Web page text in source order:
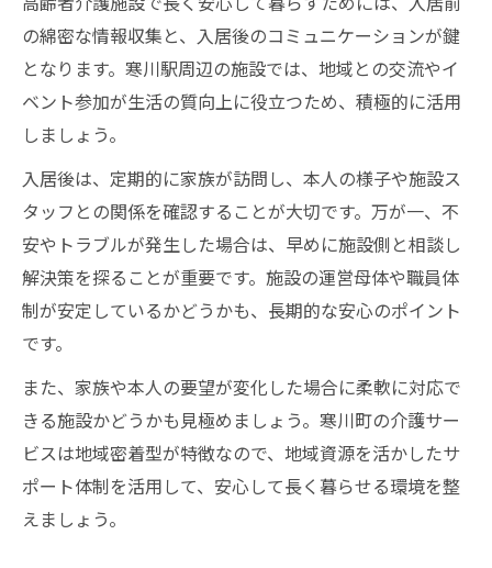
の綿密な情報収集と、入居後のコミュニケーションが鍵
となります。寒川駅周辺の施設では、地域との交流やイ
ベント参加が生活の質向上に役立つため、積極的に活用
しましょう。
入居後は、定期的に家族が訪問し、本人の様子や施設ス
タッフとの関係を確認することが大切です。万が一、不
安やトラブルが発生した場合は、早めに施設側と相談し
解決策を探ることが重要です。施設の運営母体や職員体
制が安定しているかどうかも、長期的な安心のポイント
です。
また、家族や本人の要望が変化した場合に柔軟に対応で
きる施設かどうかも見極めましょう。寒川町の介護サー
ビスは地域密着型が特徴なので、地域資源を活かしたサ
ポート体制を活用して、安心して長く暮らせる環境を整
えましょう。